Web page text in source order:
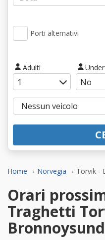
Home Norvegia Torvik -
Porti alternativi
Adulti
Orari
Traghetti
Bronnoysund